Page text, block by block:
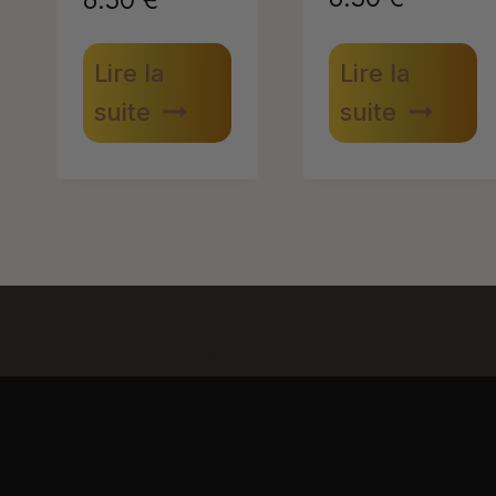
Lire la
suite
Lire la
suite